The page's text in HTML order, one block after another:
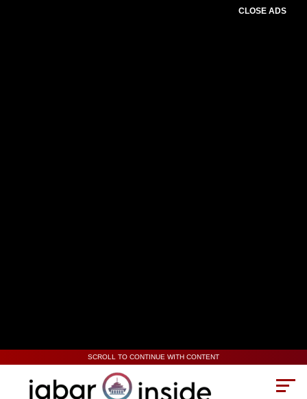
CLOSE ADS
SCROLL TO CONTINUE WITH CONTENT